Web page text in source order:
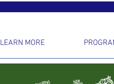
LEARN MORE